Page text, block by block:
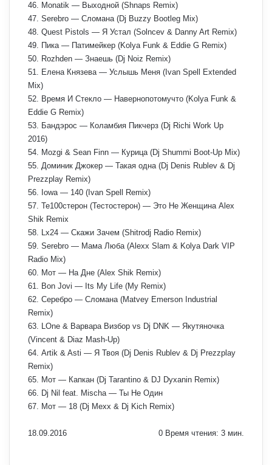
46. Monatik — Выходной (Shnaps Remix)
47. Serebro — Сломана (Dj Buzzy Bootleg Mix)
48. Quest Pistols — Я Устал (Solncev & Danny Art Remix)
49. Пика — Патимейкер (Kolya Funk & Eddie G Remix)
50. Rozhden — Знаешь (Dj Noiz Remix)
51. Елена Князева — Услышь Меня (Ivan Spell Extended
Mix)
52. Время И Стекло — Навернопотомучто (Kolya Funk &
Eddie G Remix)
53. Бандэрос — Коламбия Пикчерз (Dj Richi Work Up
2016)
54. Mozgi & Sean Finn — Курица (Dj Shummi Boot-Up Mix)
55. Доминик Джокер — Такая одна (Dj Denis Rublev & Dj
Prezzplay Remix)
56. Iowa — 140 (Ivan Spell Remix)
57. Те100стерон (Тестостерон) — Это Не Женщина Alex
Shik Remix
58. Lx24 — Скажи Зачем (Shitrodj Radio Remix)
59. Serebro — Мама Люба (Alexx Slam & Kolya Dark VIP
Radio Mix)
60. Мот — На Дне (Alex Shik Remix)
61. Bon Jovi — Its My Life (My Remix)
62. Серебро — Сломана (Matvey Emerson Industrial
Remix)
63. LOne & Варвара Визбор vs Dj DNK — Якутяночка
(Vincent & Diaz Mash-Up)
64. Artik & Asti — Я Твоя (Dj Denis Rublev & Dj Prezzplay
Remix)
65. Мот — Капкан (Dj Tarantino & DJ Dyxanin Remix)
66. Dj Nil feat. Mischa — Ты Не Один
67. Мот — 18 (Dj Mexx & Dj Kich Remix)
18.09.2016 0 Время чтения: 3 мин.